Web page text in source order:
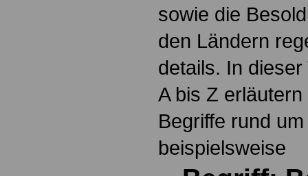
sowie die
den Ländern
details. In
A bis Z
Begriffe rund
beispielsweise